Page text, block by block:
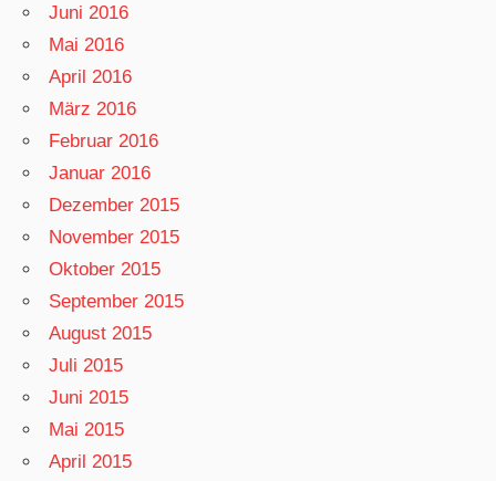
Juni 2016
Mai 2016
April 2016
März 2016
Februar 2016
Januar 2016
Dezember 2015
November 2015
Oktober 2015
September 2015
August 2015
Juli 2015
Juni 2015
Mai 2015
April 2015